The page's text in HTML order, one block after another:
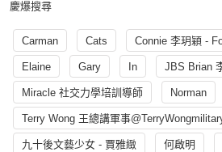
慶爆搜尋
Carman Cats Connie 李玥穎 -
Elaine Gary In JBS Brian
Miracle 社交力學培訓導師 Norman
Terry Wong 王總講軍事
九十後文藝少女 - 賈雅緻 何啟明